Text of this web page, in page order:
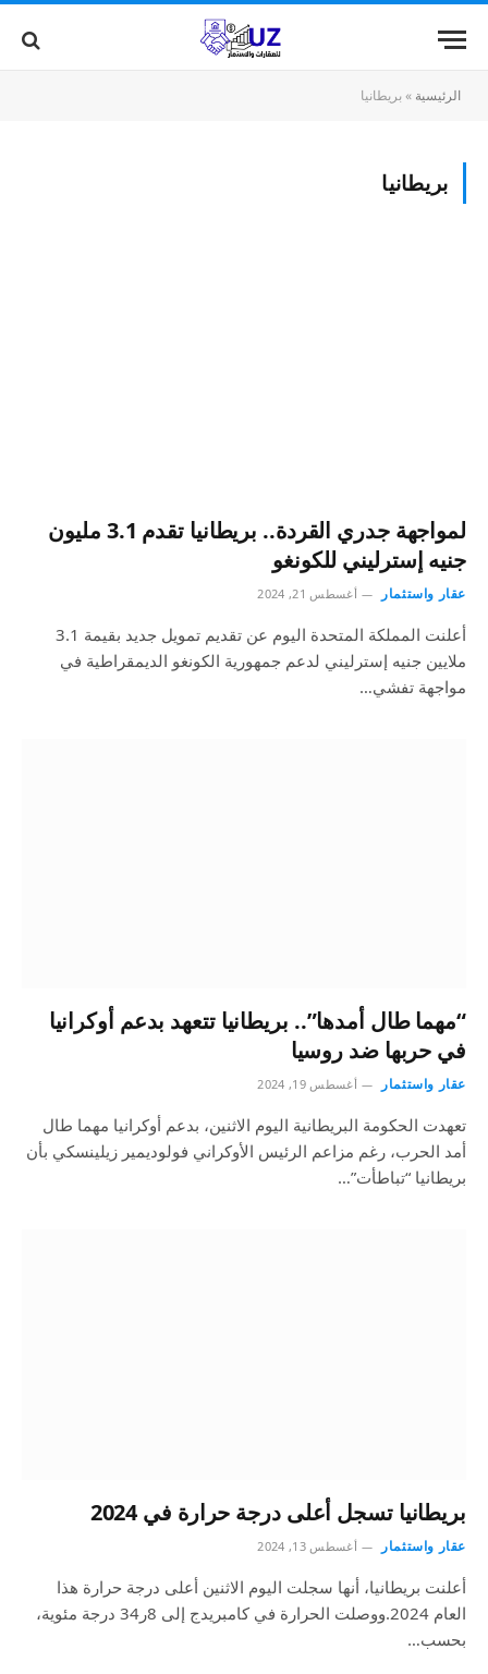
الرئيسية »بريطانيا
بريطانيا
لمواجهة جدري القردة.. بريطانيا تقدم 3.1 مليون
جنيه إسترليني للكونغو
عقار واستثمار أغسطس 21, 2024
أعلنت المملكة المتحدة اليوم عن تقديم تمويل جديد بقيمة 3.1
ملايين جنيه إسترليني لدعم جمهورية الكونغو الديمقراطية في
مواجهة تفشي…
“مهما طال أمدها”.. بريطانيا تتعهد بدعم أوكرانيا
في حربها ضد روسيا
عقار واستثمار أغسطس 19, 2024
تعهدت الحكومة البريطانية اليوم الاثنين، بدعم أوكرانيا مهما طال
أمد الحرب، رغم مزاعم الرئيس الأوكراني فولوديمير زيلينسكي بأن
بريطانيا “تباطأت”…
بريطانيا تسجل أعلى درجة حرارة في 2024
عقار واستثمار أغسطس 13, 2024
أعلنت بريطانيا، أنها سجلت اليوم الاثنين أعلى درجة حرارة هذا
العام 2024.ووصلت الحرارة في كامبريدج إلى 8ر34 درجة مئوية،
بحسب…